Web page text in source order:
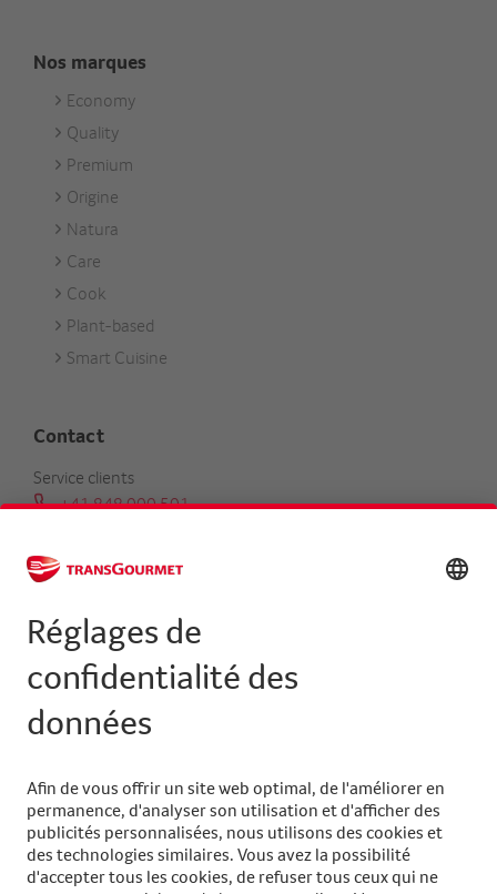
Nos marques
Footer
Unsere
Marken
Economy
Quality
Premium
Origine
Natura
Care
Cook
Plant-based
Smart Cuisine
Contact
Service clients
+41 848 000 501
Trouver un conseiller clientèle
Centrale
+41 31 858 48 48
info@transgourmet.ch
your
language
Suivez-nous sur